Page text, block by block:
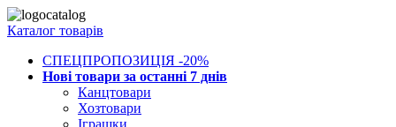
Каталог товарів
СПЕЦПРОПОЗИЦІЯ -20%
Нові товари за останнi 7 днiв
Канцтовари
Хозтовари
Іграшки